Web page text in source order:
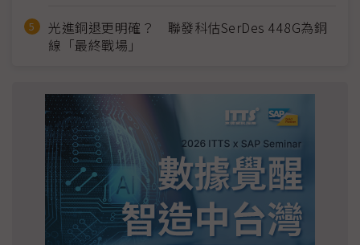
光進銅退更明確？ 聯發科估SerDes 448G為銅
線「最終戰場」